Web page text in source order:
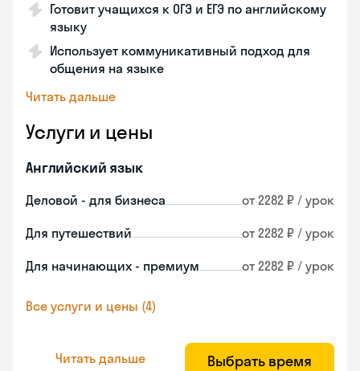
Готовит учащихся к ОГЭ и ЕГЭ по английскому
языку
Использует коммуникативный подход для
общения на языке
Читать дальше
Услуги и цены
Английский язык
Деловой - для бизнеса от 2282 ₽ / урок
Для путешествий от 2282 ₽ / урок
Для начинающих - премиум от 2282 ₽ / урок
Все услуги и цены (4)
Читать дальше Выбрать время